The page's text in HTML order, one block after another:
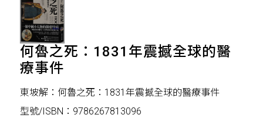
何魯之死：1831年震撼全球的醫
療事件
東坡解：何魯之死：1831年震撼全球的醫療事件
型號/ISBN：9786267813096